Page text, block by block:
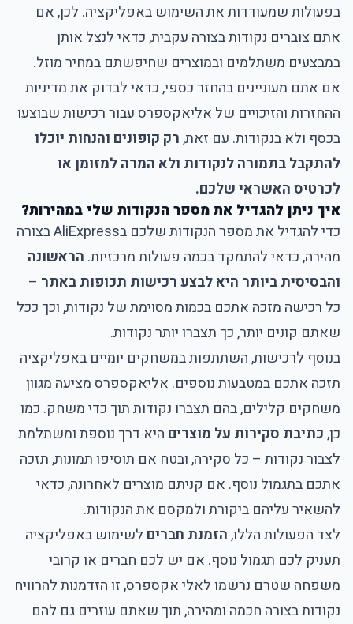
בפעולות שמעודדות את השימוש באפליקציה. לכן, אם
אתם צוברים נקודות בצורה עקבית, כדאי לנצל אותן
במבצעים משתלמים ובמוצרים שחיפשתם במחיר מוזל.
אם אתם מעוניינים בהחזר כספי, כדאי לבדוק את מדיניות
ההחזרות והזיכויים של אליאקספרס עבור רכישות שבוצעו
בכסף ולא בנקודות. עם זאת,רק קופונים והנחות יוכלו
להתקבל בתמורה לנקודות ולא המרה למזומן או
לכרטיס האשראי שלכם.
איך ניתן להגדיל את מספר הנקודות שלי במהירות?
כדי להגדיל את מספר הנקודות שלכם בAliExpress בצורה
מהירה, כדאי להתמקד בכמה פעולות מרכזיות. הראשונה
והבסיסית ביותר היא לבצע רכישות תכופות באתר –
כל רכישה מזכה אתכם בכמות מסוימת של נקודות, וכך ככל
שאתם קונים יותר, כך תצברו יותר נקודות.
בנוסף לרכישות, השתתפות במשחקים יומיים באפליקציה
תזכה אתכם במטבעות נוספים. אליאקספרס מציעה מגוון
משחקים קלילים, בהם תצברו נקודות תוך כדי משחק. כמו
כן,כתיבת סקירות על מוצרים היא דרך נוספת ומשתלמת
לצבור נקודות – כל סקירה, ובטח אם תוסיפו תמונות, תזכה
אתכם בתגמול נוסף. אם קניתם מוצרים לאחרונה, כדאי
להשאיר עליהם ביקורת ולמקסם את הנקודות.
לצד הפעולות הללו,הזמנת חברים לשימוש באפליקציה
תעניק לכם תגמול נוסף. אם יש לכם חברים או קרובי
משפחה שטרם נרשמו לאלי אקספרס, זו הזדמנות להרוויח
נקודות בצורה חכמה ומהירה, תוך שאתם עוזרים גם להם